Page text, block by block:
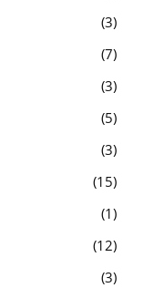
3
7
3
5
3
15
1
12
3